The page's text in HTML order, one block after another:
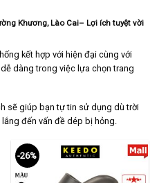
Khương, Lào Cai– Lợi ích tuyệt vời
kết hợp với hiện đại cùng với
dàng trong việc lựa chọn trang
sẽ giúp bạn tự tin sử dụng dù trời
đến vấn đề dép bị hỏng.
-26%